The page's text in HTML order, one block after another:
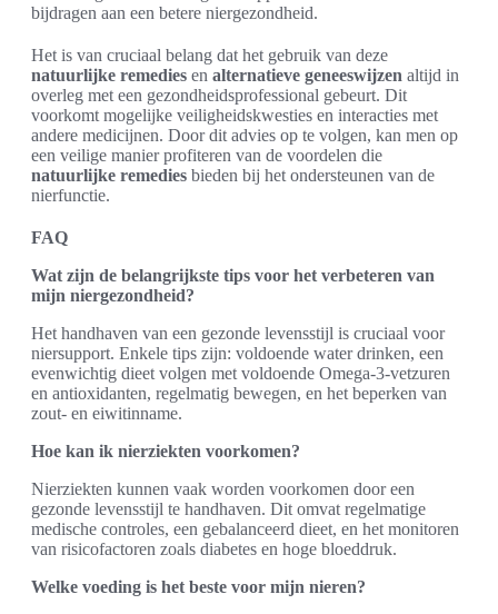
bijdragen aan een betere niergezondheid.
Het is van cruciaal belang dat het gebruik van deze
natuurlijke remedies en alternatieve geneeswijzen altijd in
overleg met een gezondheidsprofessional gebeurt. Dit
voorkomt mogelijke veiligheidskwesties en interacties met
andere medicijnen. Door dit advies op te volgen, kan men op
een veilige manier profiteren van de voordelen die
natuurlijke remedies bieden bij het ondersteunen van de
nierfunctie.
FAQ
Wat zijn de belangrijkste tips voor het verbeteren van
mijn niergezondheid?
Het handhaven van een gezonde levensstijl is cruciaal voor
niersupport. Enkele tips zijn: voldoende water drinken, een
evenwichtig dieet volgen met voldoende Omega-3-vetzuren
en antioxidanten, regelmatig bewegen, en het beperken van
zout- en eiwitinname.
Hoe kan ik nierziekten voorkomen?
Nierziekten kunnen vaak worden voorkomen door een
gezonde levensstijl te handhaven. Dit omvat regelmatige
medische controles, een gebalanceerd dieet, en het monitoren
van risicofactoren zoals diabetes en hoge bloeddruk.
Welke voeding is het beste voor mijn nieren?